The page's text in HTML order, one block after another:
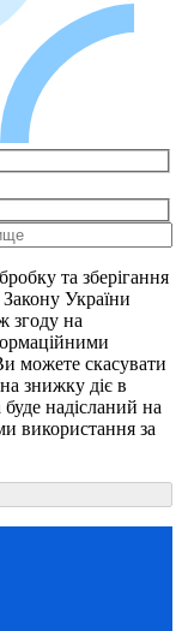
та зберігання
України
згоду на
можете скасувати
знижку діє в
надісланий на
використання за